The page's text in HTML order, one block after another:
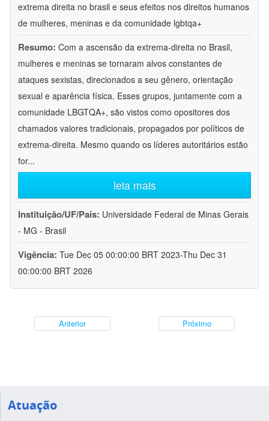
extrema direita no brasil e seus efeitos nos direitos humanos
de mulheres, meninas e da comunidade lgbtqa+
Resumo: Com a ascensão da extrema-direita no Brasil,
mulheres e meninas se tornaram alvos constantes de
ataques sexistas, direcionados a seu gênero, orientação
sexual e aparência física. Esses grupos, juntamente com a
comunidade LBGTQA+, são vistos como opositores dos
chamados valores tradicionais, propagados por políticos de
extrema-direita. Mesmo quando os líderes autoritários estão
for...
leia mais
Instituição/UF/País: Universidade Federal de Minas Gerais
- MG - Brasil
Vigência: Tue Dec 05 00:00:00 BRT 2023-Thu Dec 31
00:00:00 BRT 2026
Anterior Próximo
Atuação